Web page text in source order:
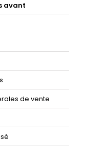
avant
de vente